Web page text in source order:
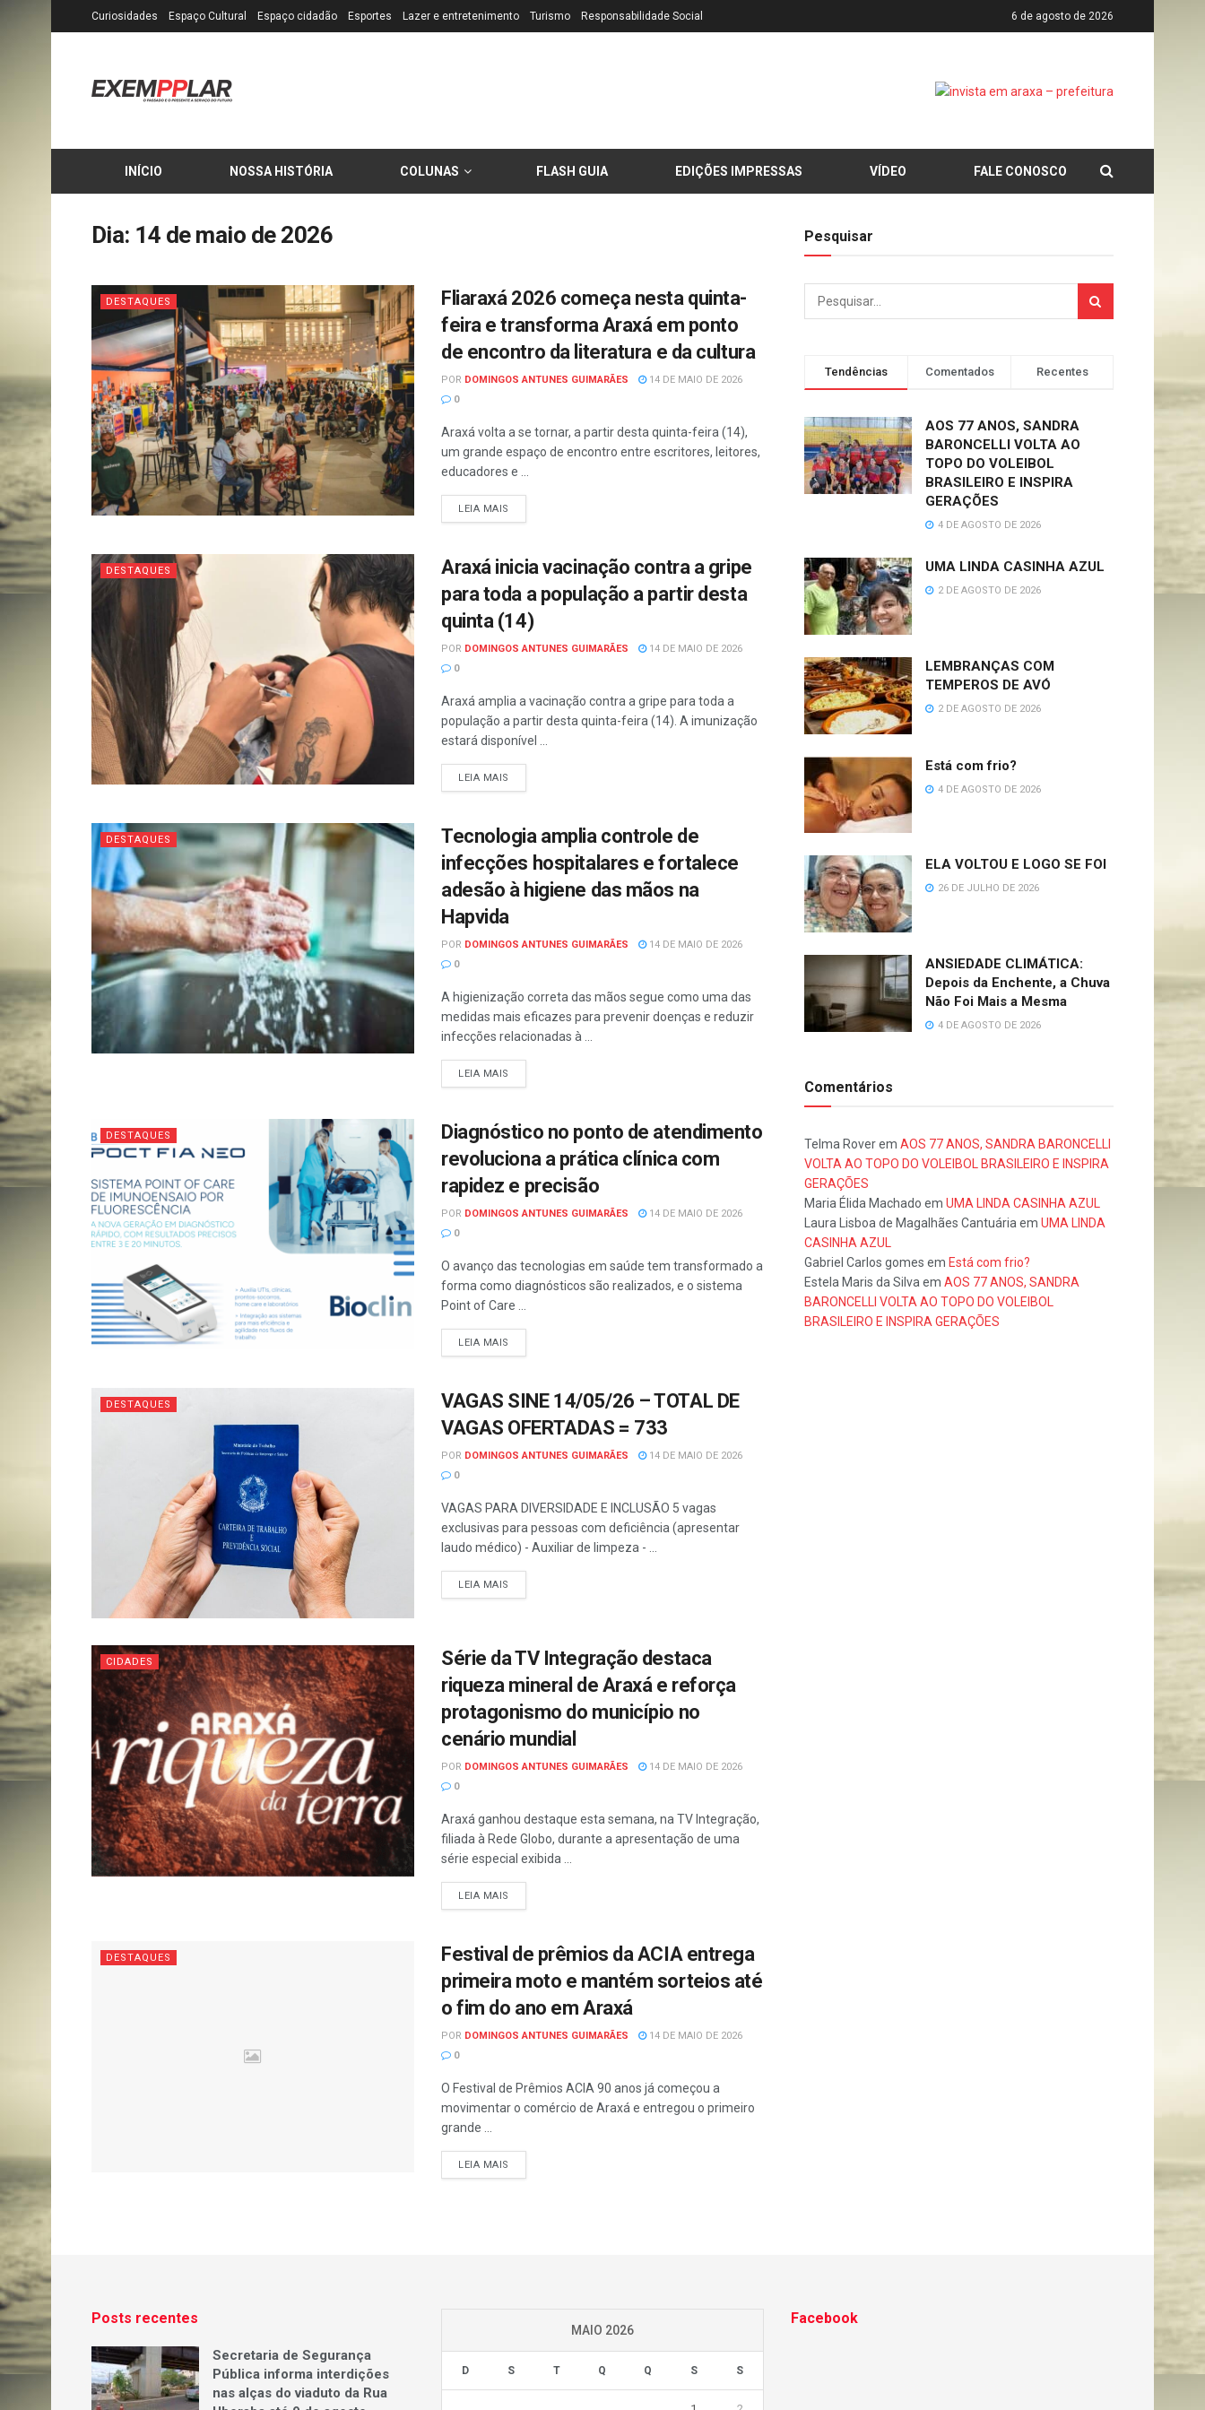
Curiosidades Espaço Cultural Espaço cidadão Esportes Lazer e entretenimento Turismo Responsabilidade Social 6 de agosto de 2026
INÍCIO NOSSA HISTÓRIA COLUNAS FLASH GUIA EDIÇÕES IMPRESSAS VÍDEO FALE CONOSCO
Dia: 14 de maio de 2026
DESTAQUES
Fliaraxá 2026 começa nesta quinta-
feira e transforma Araxá em ponto
de encontro da literatura e da cultura
POR DOMINGOS ANTUNES GUIMARÃES
14 DE MAIO DE 2026
0
Araxá volta a se tornar, a partir desta quinta-feira (14),
um grande espaço de encontro entre escritores, leitores,
educadores e ...
LEIA MAIS
DESTAQUES
Araxá inicia vacinação contra a gripe
para toda a população a partir desta
quinta (14)
POR DOMINGOS ANTUNES GUIMARÃES
14 DE MAIO DE 2026
0
Araxá amplia a vacinação contra a gripe para toda a
população a partir desta quinta-feira (14). A imunização
estará disponível ...
LEIA MAIS
DESTAQUES
Tecnologia amplia controle de
infecções hospitalares e fortalece
adesão à higiene das mãos na
Hapvida
POR DOMINGOS ANTUNES GUIMARÃES
14 DE MAIO DE 2026
0
A higienização correta das mãos segue como uma das
medidas mais eficazes para prevenir doenças e reduzir
infecções relacionadas à ...
LEIA MAIS
DESTAQUES
Diagnóstico no ponto de atendimento
revoluciona a prática clínica com
rapidez e precisão
POR DOMINGOS ANTUNES GUIMARÃES
14 DE MAIO DE 2026
0
O avanço das tecnologias em saúde tem transformado a
forma como diagnósticos são realizados, e o sistema
Point of Care ...
LEIA MAIS
DESTAQUES
VAGAS SINE 14/05/26 – TOTAL DE
VAGAS OFERTADAS = 733
POR DOMINGOS ANTUNES GUIMARÃES
14 DE MAIO DE 2026
0
VAGAS PARA DIVERSIDADE E INCLUSÃO 5 vagas
exclusivas para pessoas com deficiência (apresentar
laudo médico) - Auxiliar de limpeza - ...
LEIA MAIS
CIDADES
Série da TV Integração destaca
riqueza mineral de Araxá e reforça
protagonismo do município no
cenário mundial
POR DOMINGOS ANTUNES GUIMARÃES
14 DE MAIO DE 2026
0
Araxá ganhou destaque esta semana, na TV Integração,
filiada à Rede Globo, durante a apresentação de uma
série especial exibida ...
LEIA MAIS
DESTAQUES
Festival de prêmios da ACIA entrega
primeira moto e mantém sorteios até
o fim do ano em Araxá
POR DOMINGOS ANTUNES GUIMARÃES
14 DE MAIO DE 2026
0
O Festival de Prêmios ACIA 90 anos já começou a
movimentar o comércio de Araxá e entregou o primeiro
grande ...
LEIA MAIS
Pesquisar
Tendências Comentados Recentes
AOS 77 ANOS, SANDRA
BARONCELLI VOLTA AO
TOPO DO VOLEIBOL
BRASILEIRO E INSPIRA
GERAÇÕES
4 DE AGOSTO DE 2026
UMA LINDA CASINHA AZUL
2 DE AGOSTO DE 2026
LEMBRANÇAS COM
TEMPEROS DE AVÓ
2 DE AGOSTO DE 2026
Está com frio?
4 DE AGOSTO DE 2026
ELA VOLTOU E LOGO SE FOI
26 DE JULHO DE 2026
ANSIEDADE CLIMÁTICA:
Depois da Enchente, a Chuva
Não Foi Mais a Mesma
4 DE AGOSTO DE 2026
Comentários
Telma Roverem AOS 77 ANOS, SANDRA BARONCELLI
VOLTA AO TOPO DO VOLEIBOL BRASILEIRO E INSPIRA
GERAÇÕES
Maria Élida Machado em UMA LINDA CASINHA AZUL
Laura Lisboa de Magalhães Cantuária em UMA LINDA
CASINHA AZUL
Gabriel Carlos gomes em Está com frio?
Estela Maris da Silva em AOS 77 ANOS, SANDRA
BARONCELLI VOLTA AO TOPO DO VOLEIBOL
BRASILEIRO E INSPIRA GERAÇÕES
Posts recentes
Secretaria de Segurança
Pública informa interdições
nas alças do viaduto da Rua
MAIO 2026
D S T Q Q S S
Facebook